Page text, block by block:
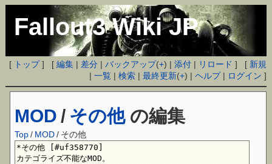
Fallout3 Wiki JP
[ トップ] [編集 | 差分 |バックアップ(+) |添付 | リロード ] [ 新規
|一覧 |検索 |最終更新(+) |ヘルプ| ログイン ]
MOD / その他の編集
Top / MOD/ その他